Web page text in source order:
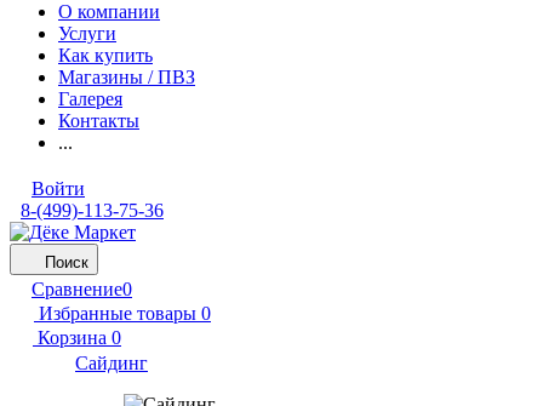
О компании
Услуги
Как купить
Магазины / ПВЗ
Галерея
Контакты
...
Войти
8-(499)-113-75-36
Поиск
Сравнение0
Избранные товары 0
Корзина 0
Сайдинг